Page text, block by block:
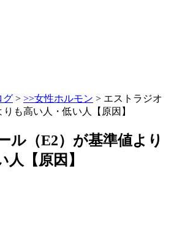
グ > >>女性ホルモン > エストラジオ
も高い人・低い人【原因】
ル（E2）が基準値より
人【原因】